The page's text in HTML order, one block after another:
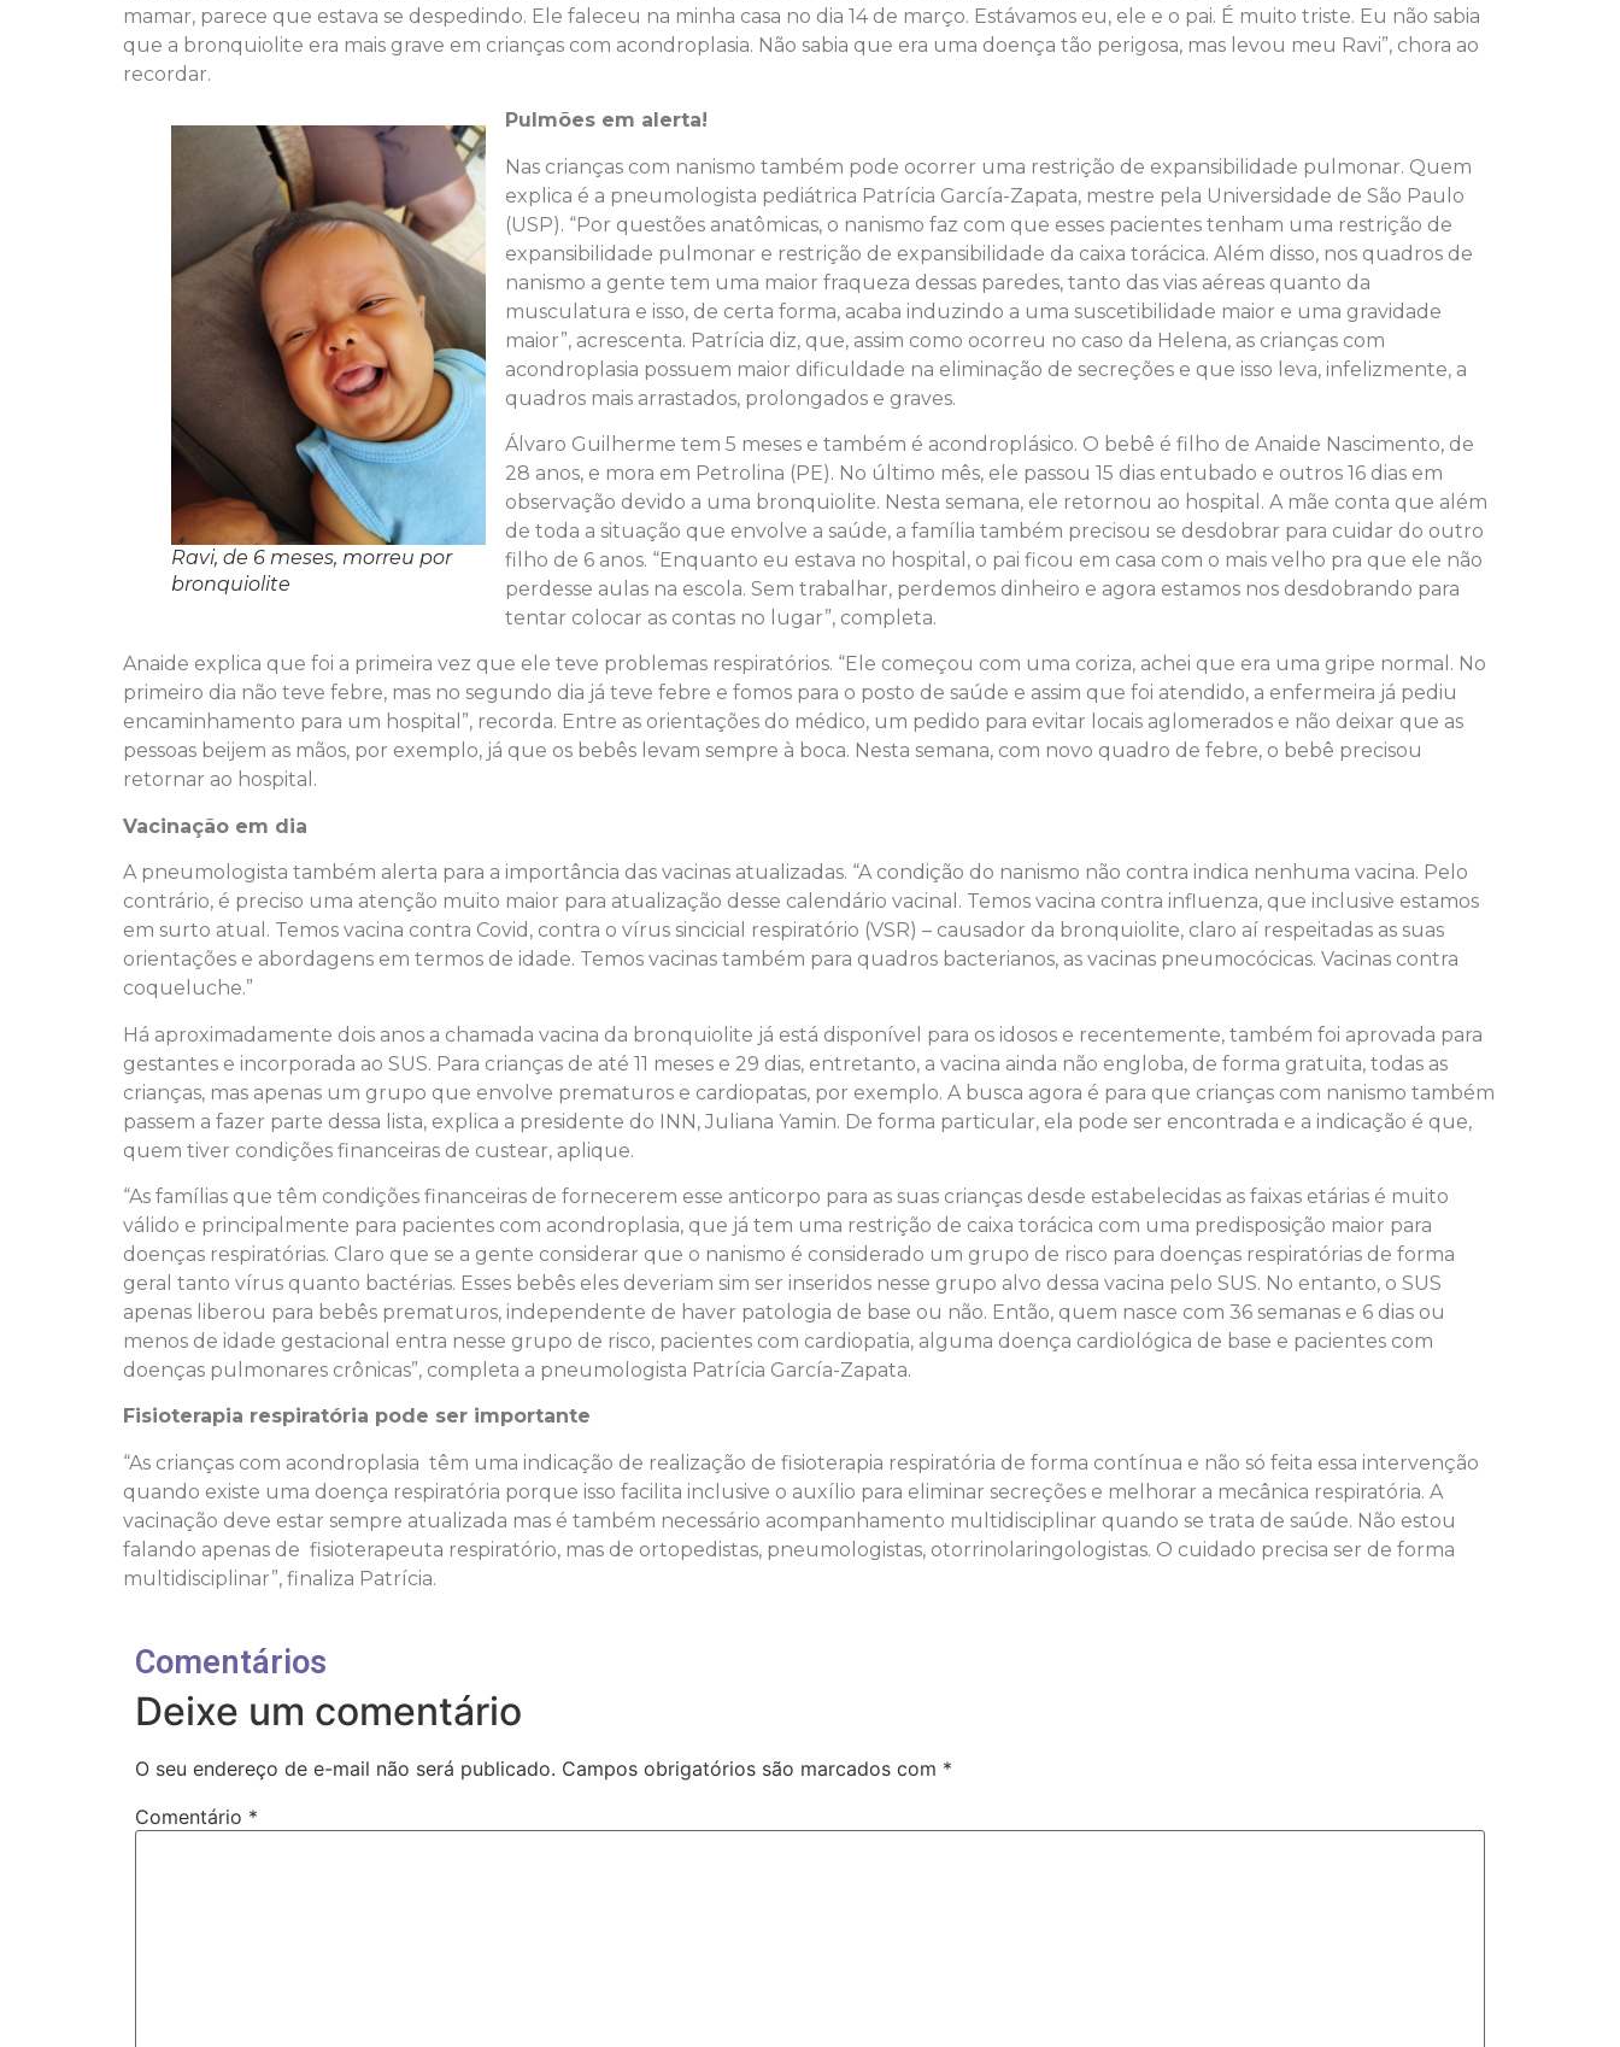
mamar, parece que estava se despedindo. Ele faleceu na minha casa no dia 14 de março. Estávamos eu, ele e o pai. É muito triste. Eu não sabia
que a bronquiolite era mais grave em crianças com acondroplasia. Não sabia que era uma doença tão perigosa, mas levou meu Ravi”, chora ao
recordar.
Ravi, de 6 meses, morreu por
bronquiolite
Pulmões em alerta!
Nas crianças com nanismo também pode ocorrer uma restrição de expansibilidade pulmonar. Quem
explica é a pneumologista pediátrica Patrícia García-Zapata, mestre pela Universidade de São Paulo
(USP). “Por questões anatômicas, o nanismo faz com que esses pacientes tenham uma restrição de
expansibilidade pulmonar e restrição de expansibilidade da caixa torácica. Além disso, nos quadros de
nanismo a gente tem uma maior fraqueza dessas paredes, tanto das vias aéreas quanto da
musculatura e isso, de certa forma, acaba induzindo a uma suscetibilidade maior e uma gravidade
maior”, acrescenta. Patrícia diz, que, assim como ocorreu no caso da Helena, as crianças com
acondroplasia possuem maior dificuldade na eliminação de secreções e que isso leva, infelizmente, a
quadros mais arrastados, prolongados e graves.
Álvaro Guilherme tem 5 meses e também é acondroplásico. O bebê é filho de Anaide Nascimento, de
28 anos, e mora em Petrolina (PE). No último mês, ele passou 15 dias entubado e outros 16 dias em
observação devido a uma bronquiolite. Nesta semana, ele retornou ao hospital. A mãe conta que além
de toda a situação que envolve a saúde, a família também precisou se desdobrar para cuidar do outro
filho de 6 anos. “Enquanto eu estava no hospital, o pai ficou em casa com o mais velho pra que ele não
perdesse aulas na escola. Sem trabalhar, perdemos dinheiro e agora estamos nos desdobrando para
tentar colocar as contas no lugar”, completa.
Anaide explica que foi a primeira vez que ele teve problemas respiratórios. “Ele começou com uma coriza, achei que era uma gripe normal. No
primeiro dia não teve febre, mas no segundo dia já teve febre e fomos para o posto de saúde e assim que foi atendido, a enfermeira já pediu
encaminhamento para um hospital”, recorda. Entre as orientações do médico, um pedido para evitar locais aglomerados e não deixar que as
pessoas beijem as mãos, por exemplo, já que os bebês levam sempre à boca. Nesta semana, com novo quadro de febre, o bebê precisou
retornar ao hospital.
Vacinação em dia
A pneumologista também alerta para a importância das vacinas atualizadas. “A condição do nanismo não contra indica nenhuma vacina. Pelo
contrário, é preciso uma atenção muito maior para atualização desse calendário vacinal. Temos vacina contra influenza, que inclusive estamos
em surto atual. Temos vacina contra Covid, contra o vírus sincicial respiratório (VSR) – causador da bronquiolite, claro aí respeitadas as suas
orientações e abordagens em termos de idade. Temos vacinas também para quadros bacterianos, as vacinas pneumocócicas. Vacinas contra
coqueluche.”
Há aproximadamente dois anos a chamada vacina da bronquiolite já está disponível para os idosos e recentemente, também foi aprovada para
gestantes e incorporada ao SUS. Para crianças de até 11 meses e 29 dias, entretanto, a vacina ainda não engloba, de forma gratuita, todas as
crianças, mas apenas um grupo que envolve prematuros e cardiopatas, por exemplo. A busca agora é para que crianças com nanismo também
passem a fazer parte dessa lista, explica a presidente do INN, Juliana Yamin. De forma particular, ela pode ser encontrada e a indicação é que,
quem tiver condições financeiras de custear, aplique.
“As famílias que têm condições financeiras de fornecerem esse anticorpo para as suas crianças desde estabelecidas as faixas etárias é muito
válido e principalmente para pacientes com acondroplasia, que já tem uma restrição de caixa torácica com uma predisposição maior para
doenças respiratórias. Claro que se a gente considerar que o nanismo é considerado um grupo de risco para doenças respiratórias de forma
geral tanto vírus quanto bactérias. Esses bebês eles deveriam sim ser inseridos nesse grupo alvo dessa vacina pelo SUS. No entanto, o SUS
apenas liberou para bebês prematuros, independente de haver patologia de base ou não. Então, quem nasce com 36 semanas e 6 dias ou
menos de idade gestacional entra nesse grupo de risco, pacientes com cardiopatia, alguma doença cardiológica de base e pacientes com
doenças pulmonares crônicas”, completa a pneumologista Patrícia García-Zapata.
Fisioterapia respiratória pode ser importante
“As crianças com acondroplasia têm uma indicação de realização de fisioterapia respiratória de forma contínua e não só feita essa intervenção
quando existe uma doença respiratória porque isso facilita inclusive o auxílio para eliminar secreções e melhorar a mecânica respiratória. A
vacinação deve estar sempre atualizada mas é também necessário acompanhamento multidisciplinar quando se trata de saúde. Não estou
falando apenas de fisioterapeuta respiratório, mas de ortopedistas, pneumologistas, otorrinolaringologistas. O cuidado precisa ser de forma
multidisciplinar”, finaliza Patrícia.
Comentários
Deixe um comentário
O seu endereço de e-mail não será publicado. Campos obrigatórios são marcados com *
Comentário *